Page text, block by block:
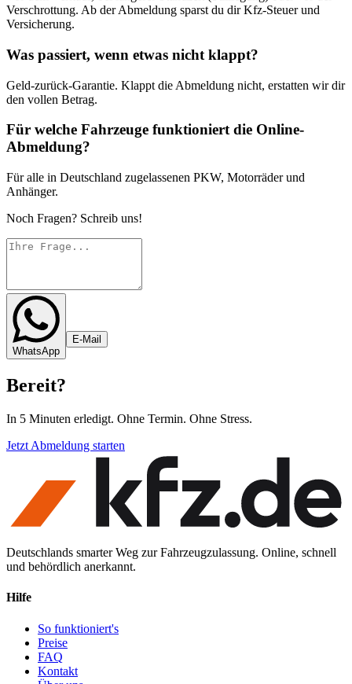
Verschrottung. Ab der Abmeldung sparst du dir Kfz-Steuer und
Versicherung.
Was passiert, wenn etwas nicht klappt?
Geld-zurück-Garantie. Klappt die Abmeldung nicht, erstatten wir dir
den vollen Betrag.
Für welche Fahrzeuge funktioniert die Online-
Abmeldung?
Für alle in Deutschland zugelassenen PKW, Motorräder und
Anhänger.
Noch Fragen? Schreib uns!
WhatsApp
E-Mail
Bereit?
In 5 Minuten erledigt. Ohne Termin. Ohne Stress.
Jetzt Abmeldung starten
Deutschlands smarter Weg zur Fahrzeugzulassung. Online, schnell
und behördlich anerkannt.
Hilfe
So funktioniert's
Preise
FAQ
Kontakt